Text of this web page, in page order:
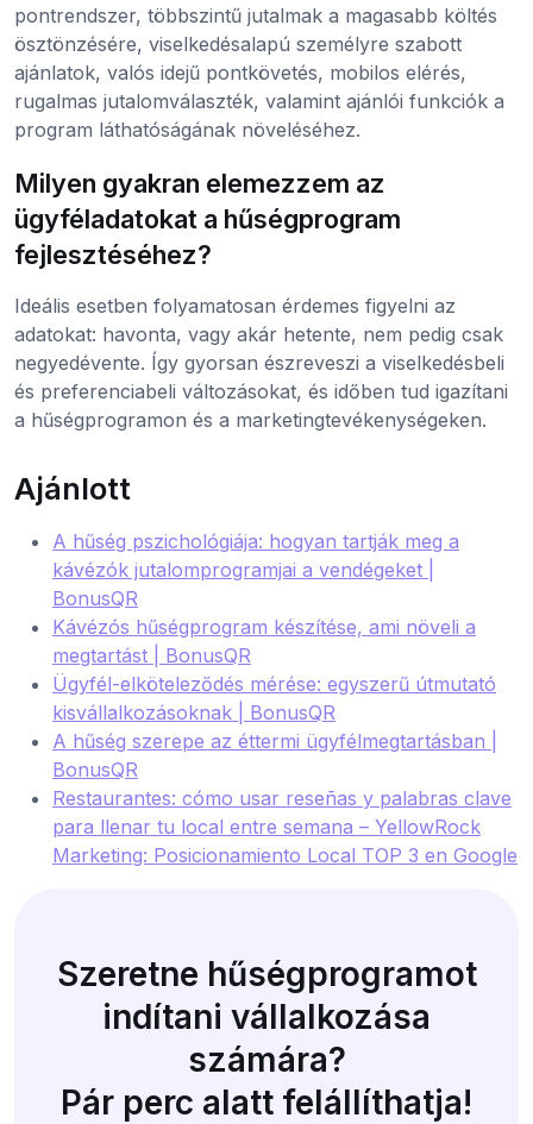
pontrendszer, többszintű jutalmak a magasabb költés
ösztönzésére, viselkedésalapú személyre szabott
ajánlatok, valós idejű pontkövetés, mobilos elérés,
rugalmas jutalomválaszték, valamint ajánlói funkciók a
program láthatóságának növeléséhez.
Milyen gyakran elemezzem az
ügyféladatokat a hűségprogram
fejlesztéséhez?
Ideális esetben folyamatosan érdemes figyelni az
adatokat: havonta, vagy akár hetente, nem pedig csak
negyedévente. Így gyorsan észreveszi a viselkedésbeli
és preferenciabeli változásokat, és időben tud igazítani
a hűségprogramon és a marketingtevékenységeken.
Ajánlott
A hűség pszichológiája: hogyan tartják meg a
kávézók jutalomprogramjai a vendégeket |
BonusQR
Kávézós hűségprogram készítése, ami növeli a
megtartást | BonusQR
Ügyfél-elköteleződés mérése: egyszerű útmutató
kisvállalkozásoknak | BonusQR
A hűség szerepe az éttermi ügyfélmegtartásban |
BonusQR
Restaurantes: cómo usar reseñas y palabras clave
para llenar tu local entre semana – YellowRock
Marketing: Posicionamiento Local TOP 3 en Google
Szeretne hűségprogramot
indítani vállalkozása
számára?
Pár perc alatt felállíthatja!